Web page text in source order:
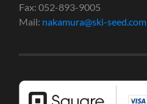
Fax: 052-893-9005
Mail: nakamura@ski-seed.com